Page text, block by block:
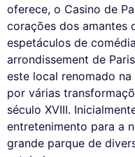
oferece, o Casino de
corações dos amantes
espetáculos de
arrondissement de
este local renomado
por várias
século XVIII.
entretenimento para a
grande parque de